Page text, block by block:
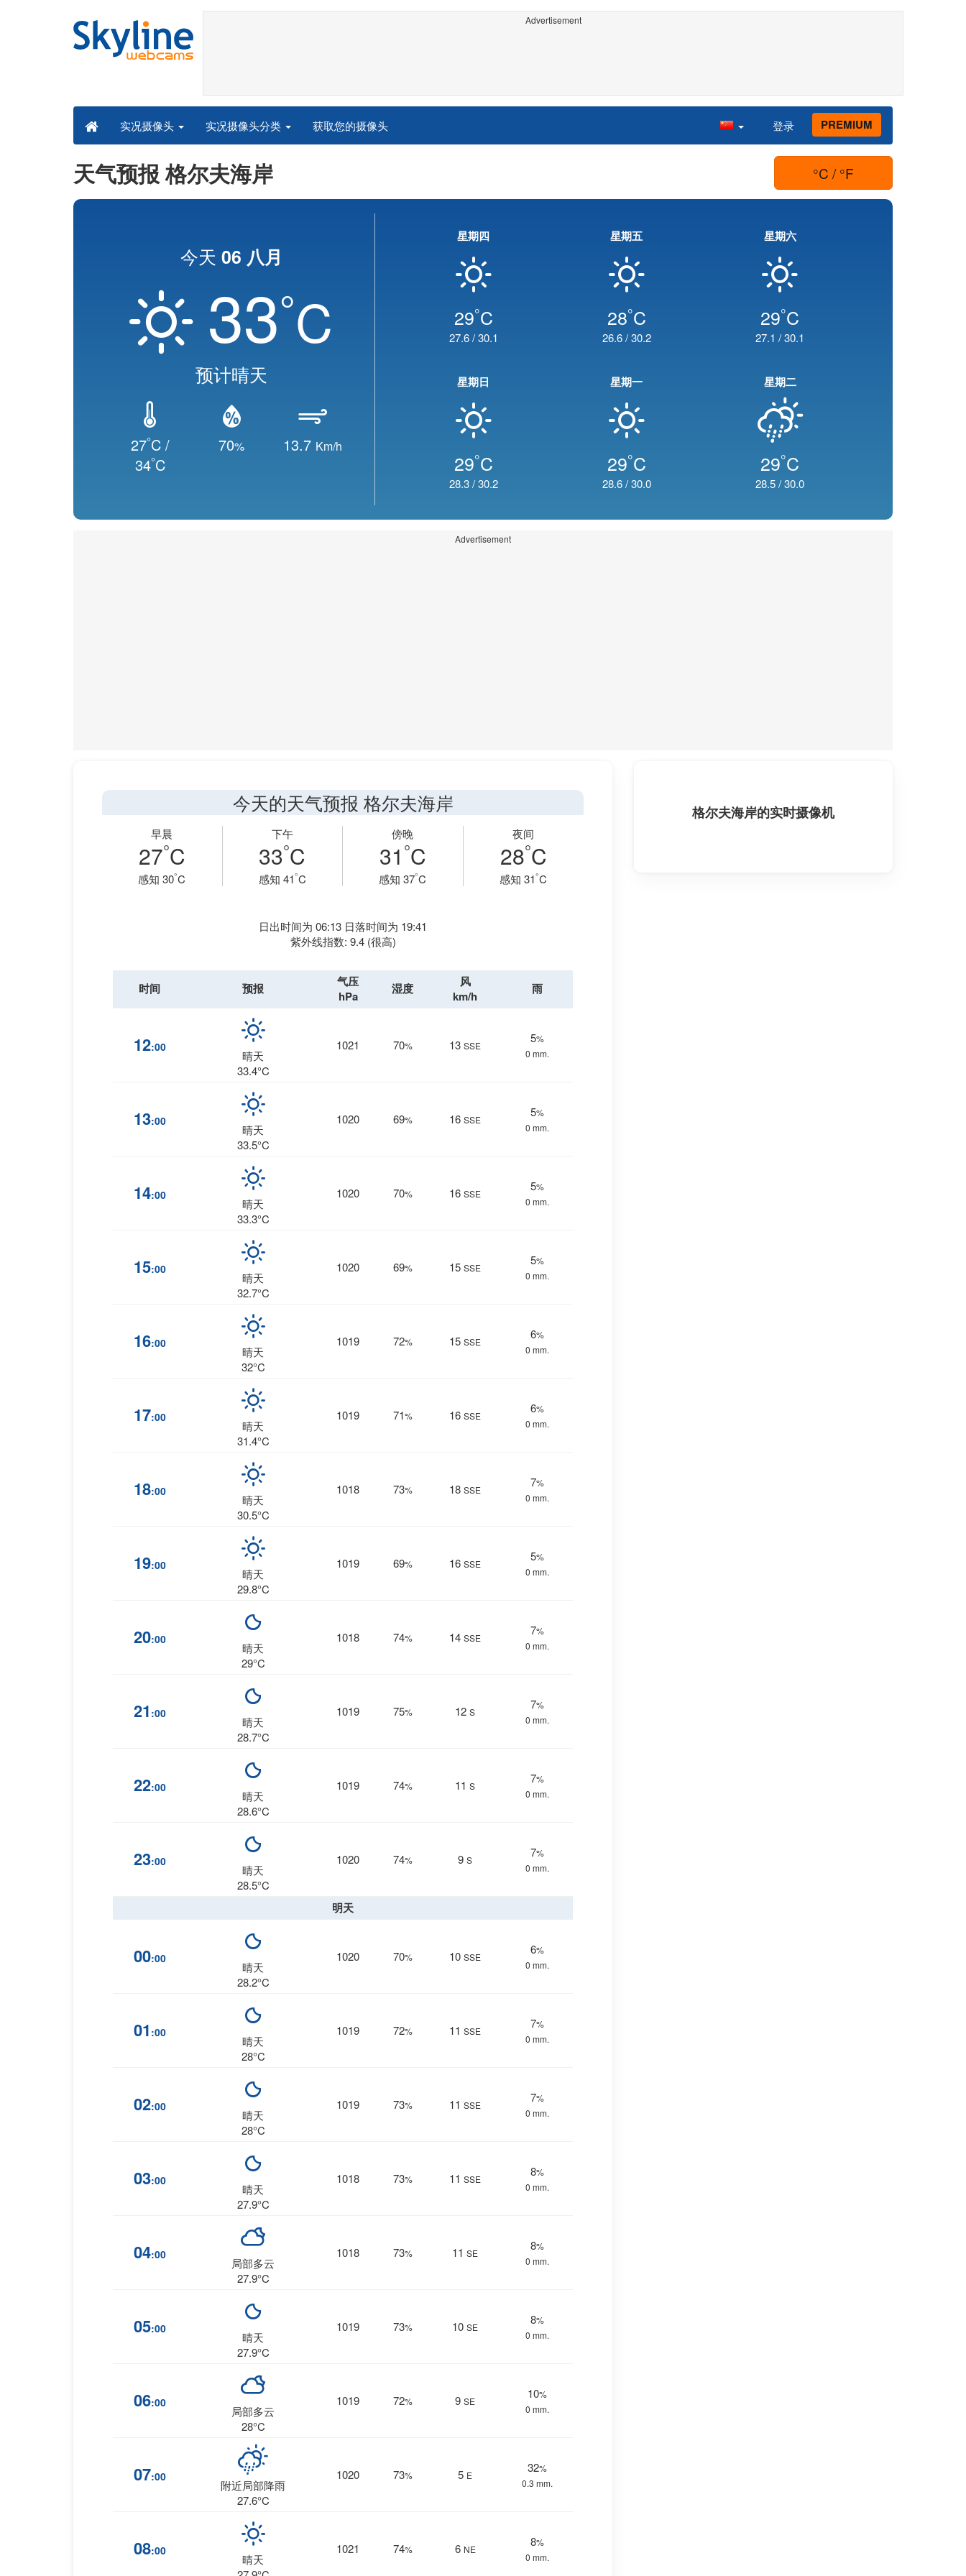
Advertisement
实况摄像头 实况摄像头分类 获取您的摄像头 登录 PREMIUM
天气预报 格尔夫海岸 °C / °F
今天 06 八月
33°C
预计晴天
27°C /
34°C
70% 13.7 Km/h
星期四
29°C
27.6/30.1
星期五
28°C
26.6/30.2
星期六
29°C
27.1 /30.1
星期日
29°C
28.3/30.2
星期一
29°C
28.6/30.0
星期二
29°C
28.5/30.0
Advertisement
今天的天气预报 格尔夫海岸
早晨
27°C
感知 30°C
下午
33°C
感知 41°C
傍晚
31 °C
感知 37°C
夜间
28°C
感知 31°C
日出时间为 06:13 日落时间为 19:41
紫外线指数: 9.4 (很高)
时间 预报
气压
hPa
湿度
风
km/h
雨
12:00
晴天
33.4°C
1021 70% 13 SSE
5%
0 mm.
13:00
晴天
33.5°C
1020 69% 16 SSE
5%
0 mm.
14:00
晴天
33.3°C
1020 70% 16 SSE
5%
0 mm.
15:00
晴天
32.7°C
1020 69% 15 SSE
5%
0 mm.
16:00
晴天
32°C
1019 72% 15 SSE
6%
0 mm.
17:00
晴天
31.4°C
1019 71% 16 SSE
6%
0 mm.
18:00
晴天
30.5°C
1018 73% 18 SSE
7%
0 mm.
19:00
晴天
29.8°C
1019 69% 16 SSE
5%
0 mm.
20:00
晴天
29°C
1018 74% 14 SSE
7%
0 mm.
21 :00
晴天
28.7°C
1019 75% 12 S
7%
0 mm.
22:00
晴天
28.6°C
1019 74% 11 S
7%
0 mm.
23:00
晴天
28.5°C
1020 74% 9 S
7%
0 mm.
明天
00:00
晴天
28.2°C
1020 70% 10 SSE
6%
0 mm.
01 :00
晴天
28°C
1019 72% 11 SSE
7%
0 mm.
02:00
晴天
28°C
1019 73% 11 SSE
7%
0 mm.
03:00
晴天
27.9°C
1018 73% 11 SSE
8%
0 mm.
04:00
局部多云
27.9°C
1018 73% 11 SE
8%
0 mm.
05:00
晴天
27.9°C
1019 73% 10 SE
8%
0 mm.
06:00
局部多云
28°C
1019 72% 9 SE
10%
0 mm.
07:00
附近局部降雨
27.6°C
1020 73% 5 E
32%
0.3 mm.
08:00
晴天
1021 74% 6 NE
8%
0 mm.
格尔夫海岸的实时摄像机